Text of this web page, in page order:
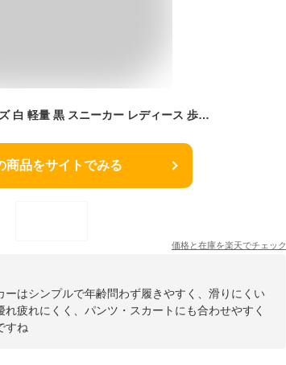
防水 スニーカー メンズ 白 軽量 黒 スニーカー レディース 歩きやすい 防水 防滑 衝撃吸収 通学 ジュニア 通学靴 白スニーカー 中学生 高校生 ウォーキングシューズ 雨 梅雨対策 ホワイト ブラック 男の子 女の子 1020
商品をサイトでみる
価格と在庫を楽天でチェック
はシンプルで年齢問わず履きやすく、滑りにくい
疲れにくく、パンツ・スカートにも合わせやすく
すね